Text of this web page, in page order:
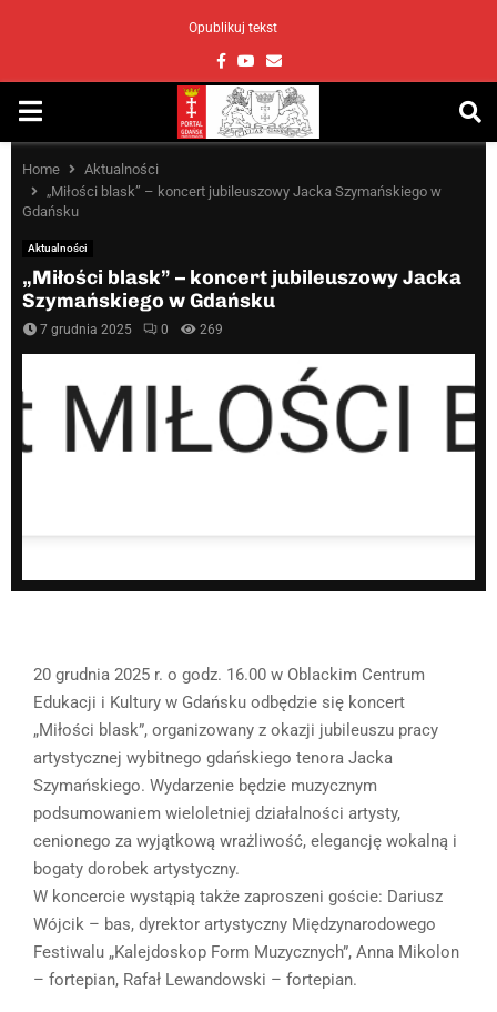
Opublikuj tekst
Facebook
Youtube
Email
PRIMARY
MENU
Home
Aktualności
„Miłości blask” – koncert jubileuszowy Jacka Szymańskiego w
Gdańsku
Aktualności
„Miłości blask” – koncert jubileuszowy Jacka
Szymańskiego w Gdańsku
7 grudnia 2025 0 269
20 grudnia 2025 r. o godz. 16.00 w Oblackim Centrum
Edukacji i Kultury w Gdańsku odbędzie się koncert
„Miłości blask”, organizowany z okazji jubileuszu pracy
artystycznej wybitnego gdańskiego tenora Jacka
Szymańskiego. Wydarzenie będzie muzycznym
podsumowaniem wieloletniej działalności artysty,
cenionego za wyjątkową wrażliwość, elegancję wokalną i
bogaty dorobek artystyczny.
W koncercie wystąpią także zaproszeni goście: Dariusz
Wójcik – bas, dyrektor artystyczny Międzynarodowego
Festiwalu „Kalejdoskop Form Muzycznych”, Anna Mikolon
– fortepian, Rafał Lewandowski – fortepian.